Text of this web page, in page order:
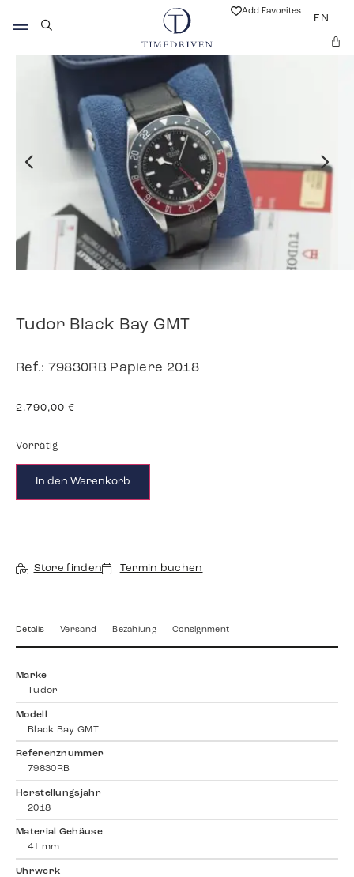
Add Favorites
EN
Tudor Black Bay GMT
Ref.: 79830RB Papiere 2018
2.790,00 €
Vorrätig
In den Warenkorb
Store finden Termin buchen
Details Versand Bezahlung Consignment
Marke
Tudor
Modell
Black Bay GMT
Referenznummer
79830RB
Herstellungsjahr
2018
Material Gehäuse
41 mm
Uhrwerk